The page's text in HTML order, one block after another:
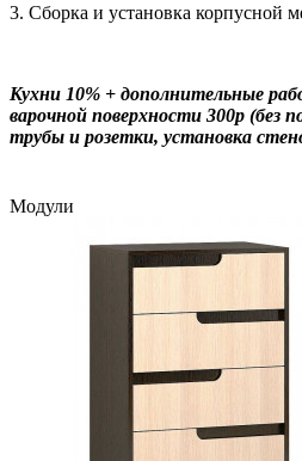
3. Сборка и установка корпусной
Кухни 10% + дополнительные
варочной поверхности 300р (без
трубы и розетки, установка
Модули